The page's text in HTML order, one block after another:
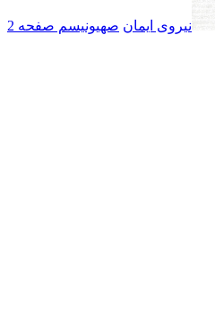
نیروی ایمان صهیونیسم صفحه 2